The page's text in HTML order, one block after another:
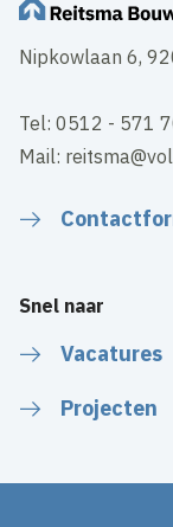
Nipkowlaan 6,
Tel: 0512 - 571
Mail:
Snel naar
Vacatures
Projecten